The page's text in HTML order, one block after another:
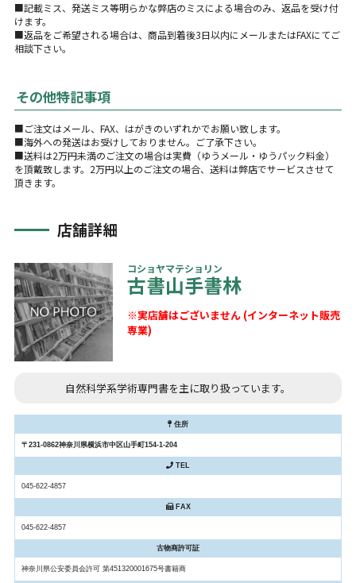
■記載ミス、発送ミス等明らかな弊店のミスによる場合のみ、返品を受け付
けます。
■返品をご希望される場合は、商品到着後3日以内にメールまたはFAXにてご
相談下さい。
その他特記事項
■ご注文はメール、FAX、はがきのいずれかでお願い致します。
■海外への発送はお受けしておりません。ご了承下さい。
■送料は2万円未満のご注文の場合は実費（ゆうメール・ゆうパック料金）
を頂戴致します。2万円以上のご注文の場合、送料は弊店でサービスさせて
頂きます。
店舗詳細
コショヤマテショリン
古書山手書林
※実店舗はございません (インターネット販売
専業)
自然科学系学術専門書を主に取り扱っています。
住所
〒231-0862神奈川県横浜市中区山手町154-1-204
TEL
045-622-4857
FAX
045-622-4857
古物商許可証
神奈川県公安委員会許可 第451320001675号書籍商